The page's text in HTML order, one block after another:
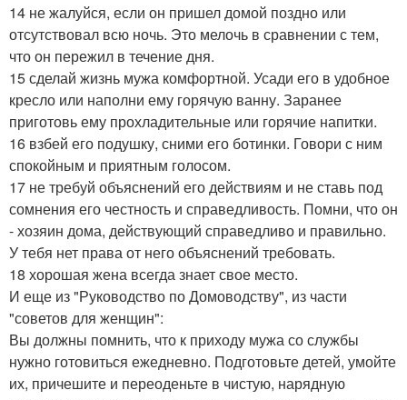
14 не жалуйся, если он пришел домой поздно или
отсутствовал всю ночь. Это мелочь в сравнении с тем,
что он пережил в течение дня.
15 сделай жизнь мужа комфортной. Усади его в удобное
кресло или наполни ему горячую ванну. Заранее
приготовь ему прохладительные или горячие напитки.
16 взбей его подушку, сними его ботинки. Говори с ним
спокойным и приятным голосом.
17 не требуй объяснений его действиям и не ставь под
сомнения его честность и справедливость. Помни, что он
- хозяин дома, действующий справедливо и правильно.
У тебя нет права от него объяснений требовать.
18 хорошая жена всегда знает свое место.
И еще из "Руководство по Домоводству", из части
"советов для женщин":
Вы должны помнить, что к приходу мужа со службы
нужно готовиться ежедневно. Подготовьте детей, умойте
их, причешите и переоденьте в чистую, нарядную